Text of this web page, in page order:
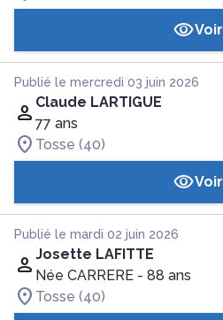
Voir
Publié le mercredi 03 juin 2026
Claude LARTIGUE
77 ans
Tosse (40)
Voir
Publié le mardi 02 juin 2026
Josette LAFITTE
Née CARRERE - 88 ans
Tosse (40)